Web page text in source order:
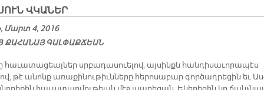
ՎԿԱ­ՆԵՐ
Մարտ 4, 2016
ՔԱ­ՀԱ­ՆԱՅ ԳԱԼ­ՓԱՔ­ՃԵԱՆ
հա­ւա­տա­ցեալ­ներ սրբա­դա­սուե­լով, այ­սինքն հան­դի­սա­ւո­րա­պէս
թէ ա­նոնք ա­ռա­քի­նու­թիւն­նե­րը հե­րո­սա­բար գոր­ծադ­րե­ցին եւ